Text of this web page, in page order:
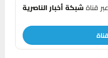
قناةشبكة أخبار الناصرية